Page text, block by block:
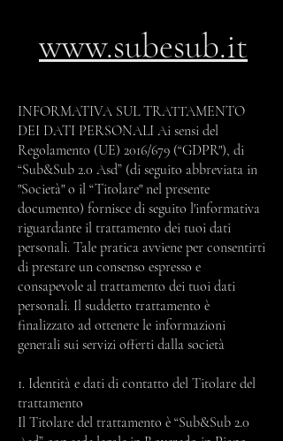
www.subesub.it
INFORMATIVA SUL TRATTAMENTO
DEI DATI PERSONALI Ai sensi del
Regolamento (UE) 2016/679 (“GDPR"), di
“Sub&Sub 2.0 Asd” (di seguito abbreviata in
"Società" o il “Titolare" nel presente
documento) fornisce di seguito l'informativa
riguardante il trattamento dei tuoi dati
personali. Tale pratica avviene per consentirti
di prestare un consenso espresso e
consapevole al trattamento dei tuoi dati
personali. Il suddetto trattamento è
finalizzato ad ottenere le informazioni
generali sui servizi offerti dalla società
1. Identità e dati di contatto del Titolare del
trattamento
Il Titolare del trattamento è “Sub&Sub 2.0